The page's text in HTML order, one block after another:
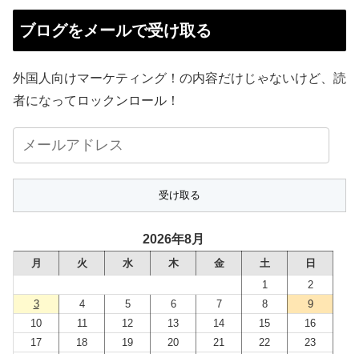
ブログをメールで受け取る
外国人向けマーケティング！の内容だけじゃないけど、読
者になってロックンロール！
ー
ル
レ
ス
2026年8月
月 火 水 木 金 土 日
1
2
3
4 5 6 7 8
9
10
11 12 13 14 15
16
17
18 19 20 21 22
23